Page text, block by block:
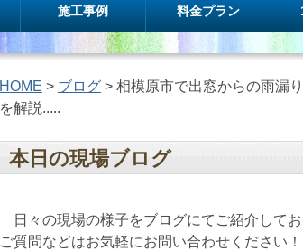
施工事例 料金プラン
HOME > ブログ> 相模原市で出窓からの雨漏
を解説.....
本日の現場ブログ
日々の現場の様子をブログにてご紹介してお
ご質問などはお気軽にお問い合わせください！